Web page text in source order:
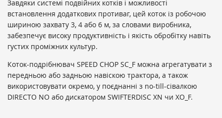
Завдяки системі подвійних котків і можливості
встановлення додаткових противаг, цей коток із робочою
шириною захвату 3, 4 або 6 м, за словами виробника,
забезпечує високу продуктивність і якість обробітку навіть
густих проміжних культур.
Коток-подрібнювач SPEED CHOP SC_F можна агрегатувати з
передньою або задньою навіскою трактора, а також
використовувати окремо, у поєднанні з no-till-сівалкою
DIRECTO NO або дискатором SWIFTERDISC XN чи XO_F.